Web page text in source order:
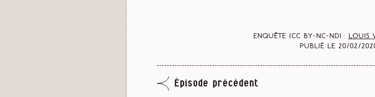
Enquête (CC BY-NC-ND) :
Louis
Publié le 20/02/
Épisode précédent